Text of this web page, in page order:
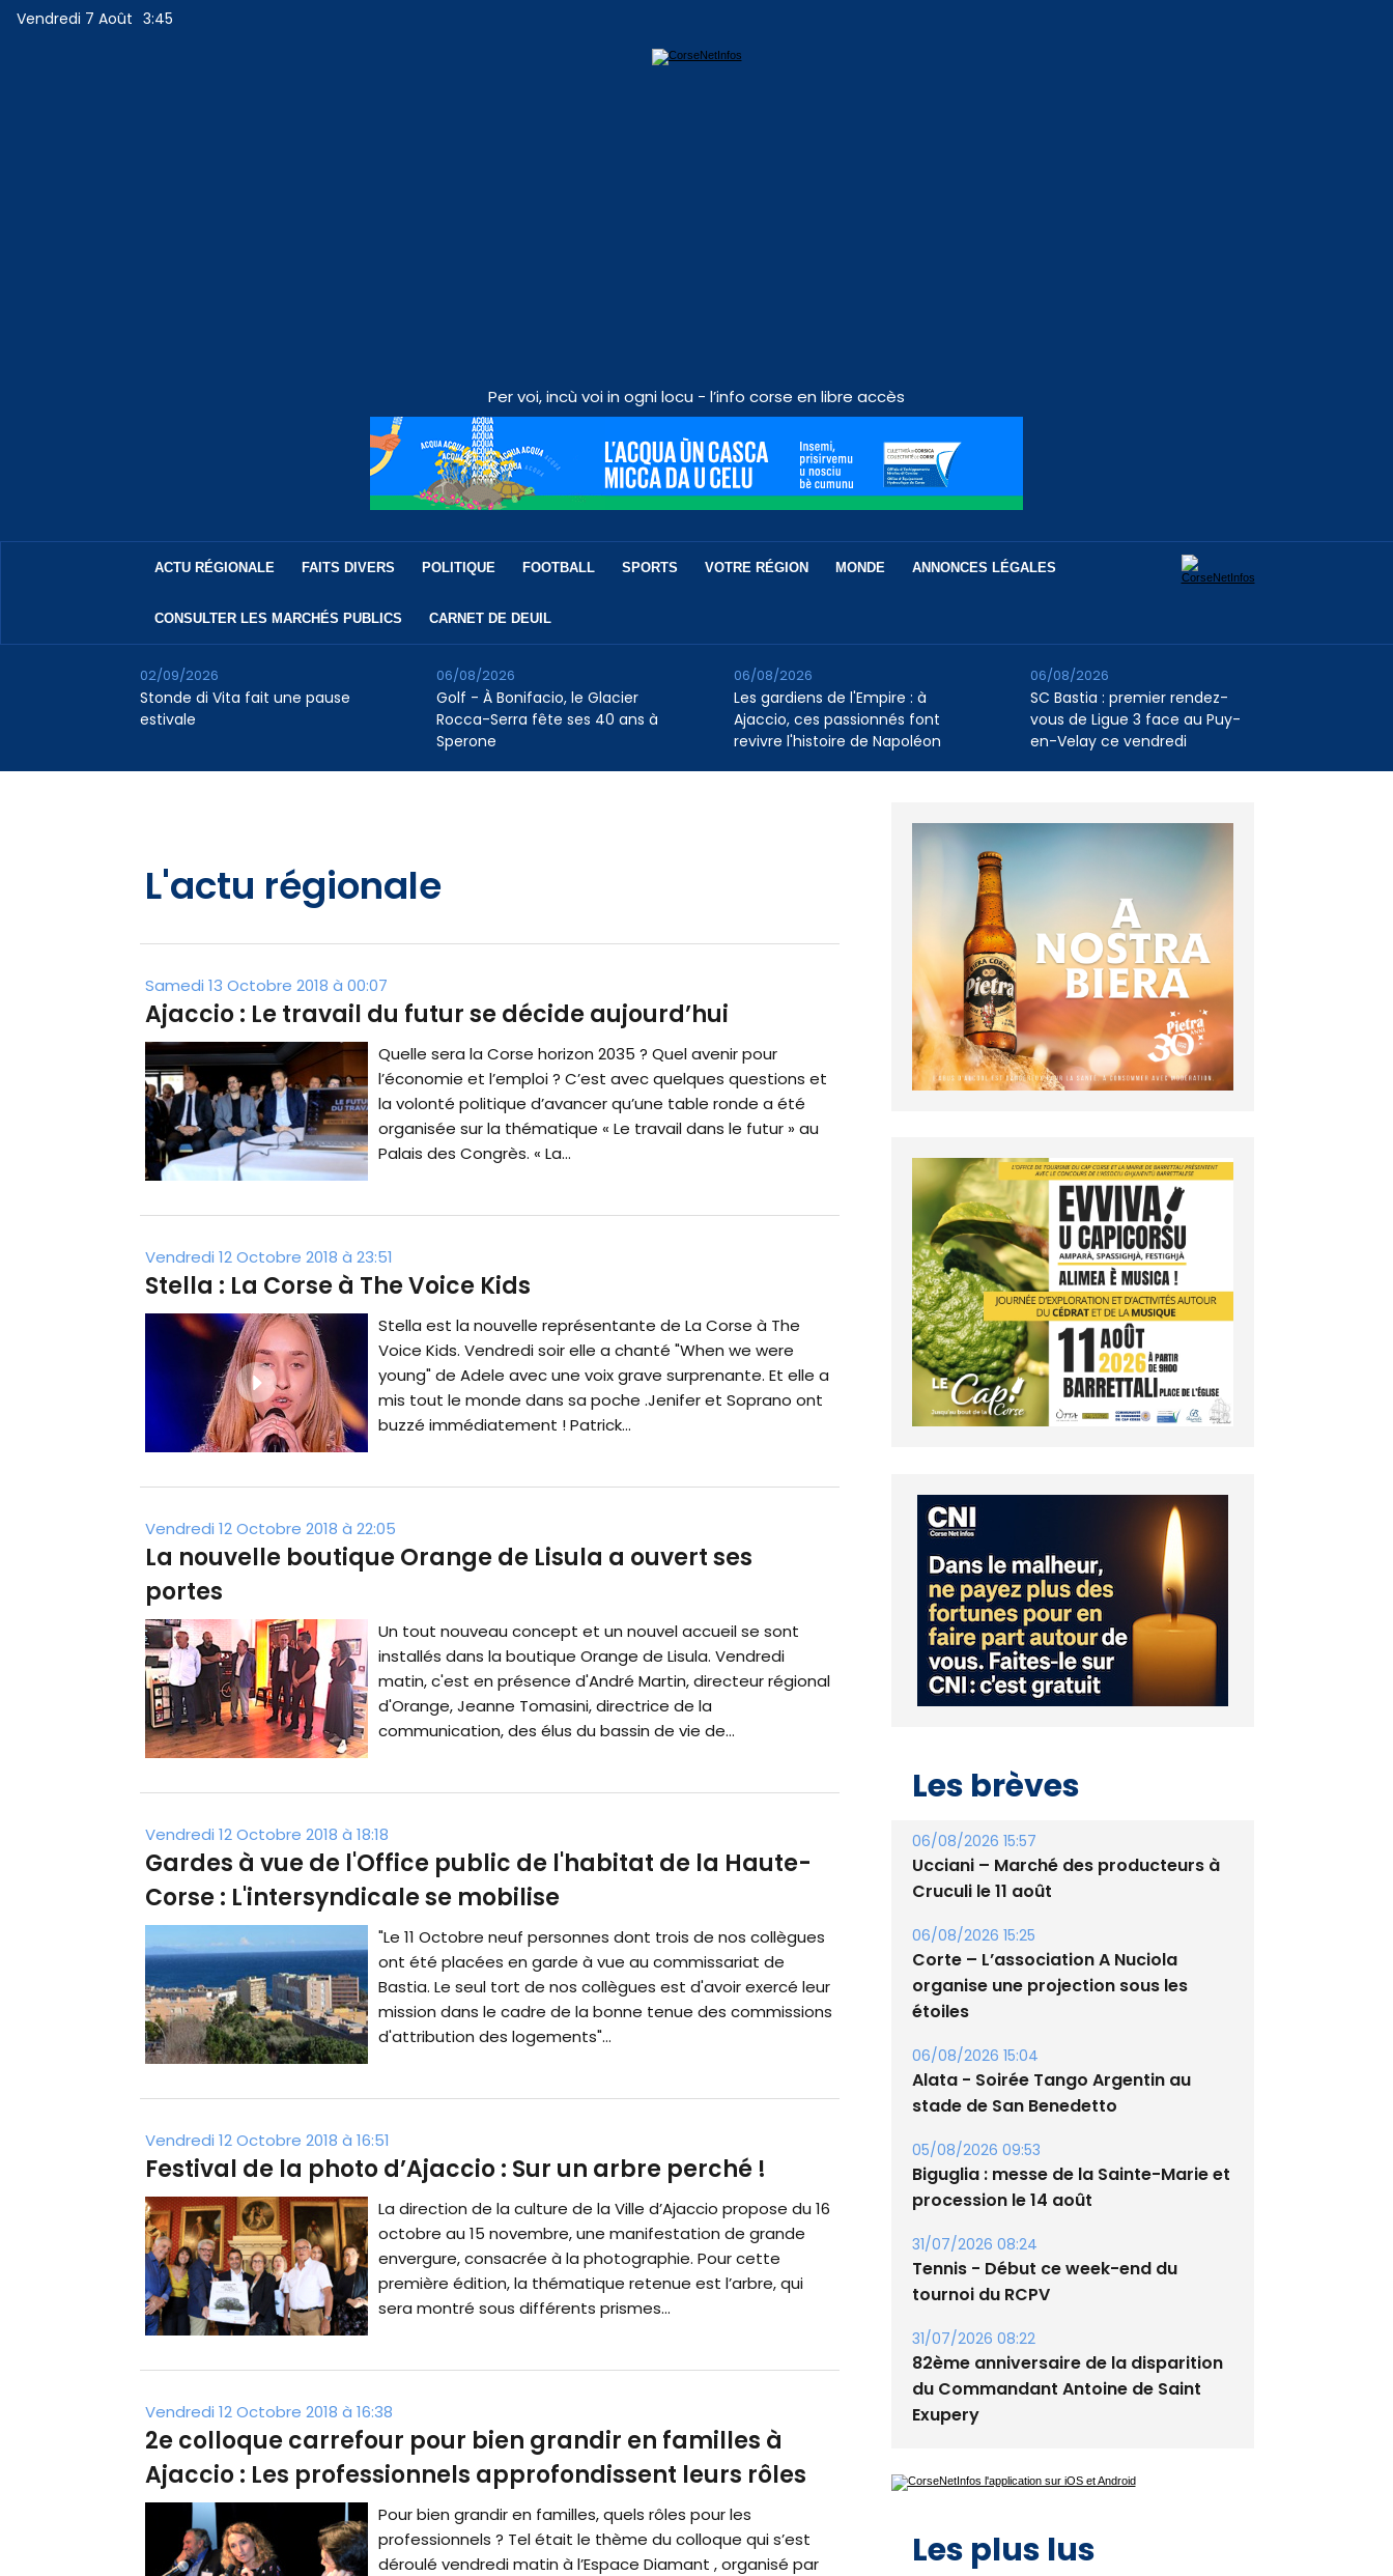
Vendredi 7 Août 3:45
Per voi, incù voi in ogni locu - l’info corse en libre accès
ACTU RÉGIONALE FAITS DIVERS POLITIQUE FOOTBALL SPORTS VOTRE RÉGION MONDE ANNONCES LÉGALES
CONSULTER LES MARCHÉS PUBLICS CARNET DE DEUIL
Stonde di Vita fait une pause
estivale
02/09/2026
Golf - À Bonifacio, le Glacier
Rocca-Serra fête ses 40 ans à
Sperone
06/08/2026
Les gardiens de l'Empire : à
Ajaccio, ces passionnés font
revivre l'histoire de Napoléon
06/08/2026
SC Bastia : premier rendez-
vous de Ligue 3 face au Puy-
en-Velay ce vendredi
06/08/2026
L'actu régionale
Samedi 13 Octobre 2018 à 00:07
Ajaccio : Le travail du futur se décide aujourd’hui
Quelle sera la Corse horizon 2035 ? Quel avenir pour
l’économie et l’emploi ? C’est avec quelques questions et
la volonté politique d’avancer qu’une table ronde a été
organisée sur la thématique « Le travail dans le futur » au
Palais des Congrès. « La...
Vendredi 12 Octobre 2018 à 23:51
Stella : La Corse à The Voice Kids
Stella est la nouvelle représentante de La Corse à The
Voice Kids. Vendredi soir elle a chanté "When we were
young" de Adele avec une voix grave surprenante. Et elle a
mis tout le monde dans sa poche .Jenifer et Soprano ont
buzzé immédiatement ! Patrick...
Vendredi 12 Octobre 2018 à 22:05
La nouvelle boutique Orange de Lisula a ouvert ses
portes
Un tout nouveau concept et un nouvel accueil se sont
installés dans la boutique Orange de Lisula. Vendredi
matin, c'est en présence d'André Martin, directeur régional
d'Orange, Jeanne Tomasini, directrice de la
communication, des élus du bassin de vie de...
Vendredi 12 Octobre 2018 à 18:18
Gardes à vue de l'Office public de l'habitat de la Haute-
Corse : L'intersyndicale se mobilise
"Le 11 Octobre neuf personnes dont trois de nos collègues
ont été placées en garde à vue au commissariat de
Bastia. Le seul tort de nos collègues est d'avoir exercé leur
mission dans le cadre de la bonne tenue des commissions
d'attribution des logements"...
Vendredi 12 Octobre 2018 à 16:51
Festival de la photo d’Ajaccio : Sur un arbre perché !
La direction de la culture de la Ville d’Ajaccio propose du 16
octobre au 15 novembre, une manifestation de grande
envergure, consacrée à la photographie. Pour cette
première édition, la thématique retenue est l’arbre, qui
sera montré sous différents prismes...
Vendredi 12 Octobre 2018 à 16:38
2e colloque carrefour pour bien grandir en familles à
Ajaccio : Les professionnels approfondissent leurs rôles
Pour bien grandir en familles, quels rôles pour les
professionnels ? Tel était le thème du colloque qui s’est
déroulé vendredi matin à l’Espace Diamant , organisé par
Les brèves
06/08/2026 15:57
Ucciani – Marché des producteurs à
Cruculi le 11 août
06/08/2026 15:25
Corte – L’association A Nuciola
organise une projection sous les
étoiles
06/08/2026 15:04
Alata - Soirée Tango Argentin au
stade de San Benedetto
05/08/2026 09:53
Biguglia : messe de la Sainte-Marie et
procession le 14 août
31/07/2026 08:24
Tennis - Début ce week-end du
tournoi du RCPV
31/07/2026 08:22
82ème anniversaire de la disparition
du Commandant Antoine de Saint
Exupery
Les plus lus